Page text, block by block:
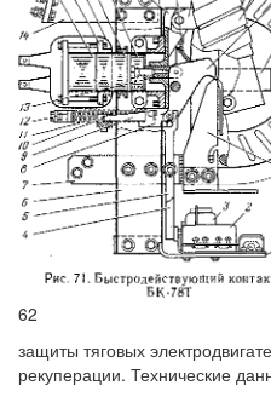
62
защиты тяговых
рекуперации. Технические